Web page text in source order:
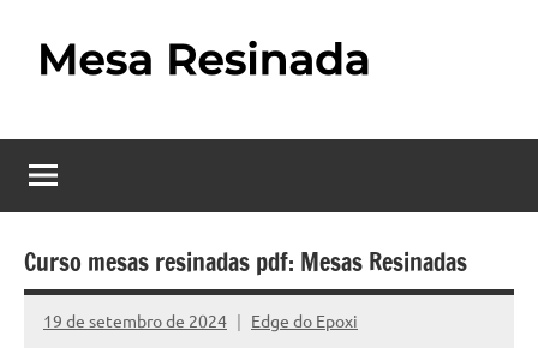
Resinada
–
Como
Fazer
o
fascinante
mesas
onde
Curso mesas resinadas pdf: Mesas Resinadas
19 de setembro de 2024 Edge do Epoxi
Nenhum